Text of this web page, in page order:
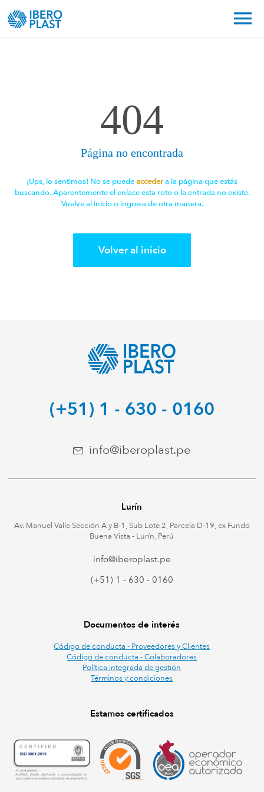
404
Página no encontrada
¡Ups, lo sentimos! No se puedeaccedera la página que estás
buscando. Aparentemente el enlace esta roto o la entrada no existe.
Vuelve al inicio o ingresa de otra manera.
Volver al inicio
(+51) 1 - 630 - 0160
info@iberoplast.pe
Lurín
Av. Manuel Valle Sección A y B-1, Sub Lote 2, Parcela D-19, ex Fundo
Buena Vista - Lurín, Perú
info@iberoplast.pe
(+51) 1 - 630 - 0160
Documentos de interés
Código de conducta - Proveedores y Clientes
Código de conducta - Colaboradores
Política integrada de gestión
Términos y condiciones
Estamos certificados